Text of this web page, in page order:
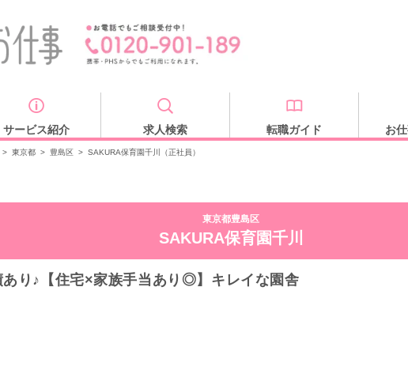
サービス紹介 求人検索 転職ガイド お
> 東京都 > 豊島区 > SAKURA保育園千川（正社員）
東京都豊島区
SAKURA保育園千川
り♪【住宅×家族手当あり◎】キレイな園舎